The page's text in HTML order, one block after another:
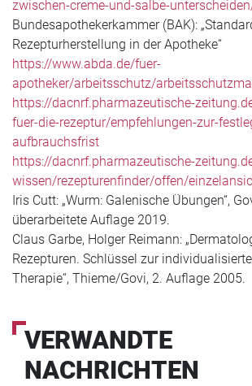
zwischen-creme-und-salbe-
Bundesapothekerkammer (BAK):
Rezepturherstellung in der Apotheke“
https://www.abda.de/fuer-
apotheker/arbeitsschutz/
https://dacnrf.pharmazeutische-
fuer-die-rezeptur/empfehlungen-zur-
aufbrauchsfrist
https://dacnrf.pharmazeutische-
wissen/rezepturenfinder/offen/
Iris Cutt: „Wurm: Galenische Übungen“,
überarbeitete Auflage 2019.
Claus Garbe, Holger Reimann:
Rezepturen. Schlüssel zur
Therapie“, Thieme/Govi, 2. Auflage 2005.
VERWANDTE
NACHRICHTEN